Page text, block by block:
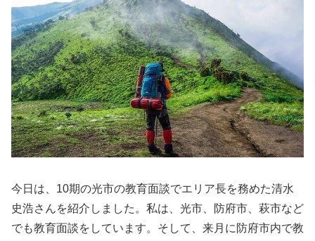
今日は、10期の光市の教育面談でエリア長を務めた清水
史浩さんを紹介しました。私は、光市、防府市、萩市など
でも教育面談をしています。そして、来月に防府市内で教